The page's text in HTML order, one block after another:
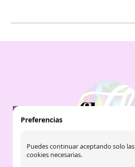
Preferencias
Puedes continuar aceptando solo las
cookies necesarias.